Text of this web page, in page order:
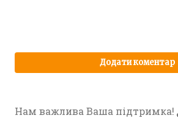
Нам важлива Ваша підтримка!